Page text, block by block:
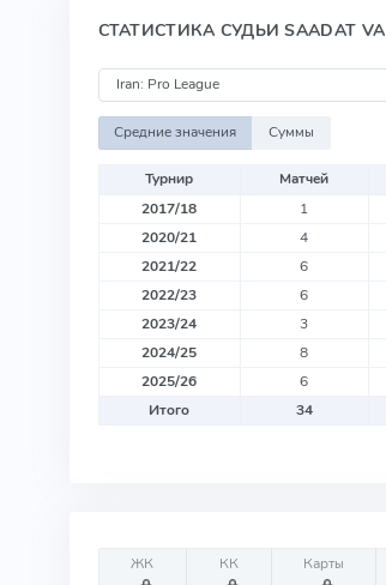
СТАТИСТИКА СУДЬИ SAADAT
Средние значения Суммы
Турнир Матчей
2017/18
1
2020/21
4
2021/22
6
2022/23
6
2023/24
3
2024/25
8
2025/26
6
Итого
34
ЖК КК Карты